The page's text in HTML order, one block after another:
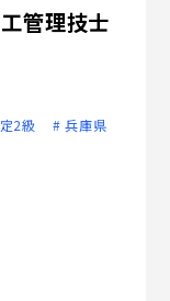
管理技士
2級
# 兵庫県